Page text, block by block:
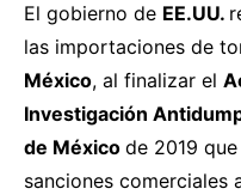
El gobierno de EE.UU.
las importaciones de
México, al finalizar el
Investigación
de México de 2019
sanciones comerciales